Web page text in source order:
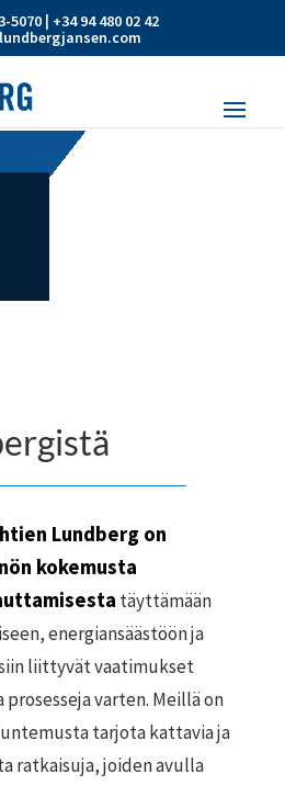
5070 | +34 94 480 02 42
Lundberg on
kokemusta
täyttämään
energiansäästöön ja
liittyvät vaatimukset
varten. Meillä on
tarjota kattavia ja
ratkaisuja, joiden avulla